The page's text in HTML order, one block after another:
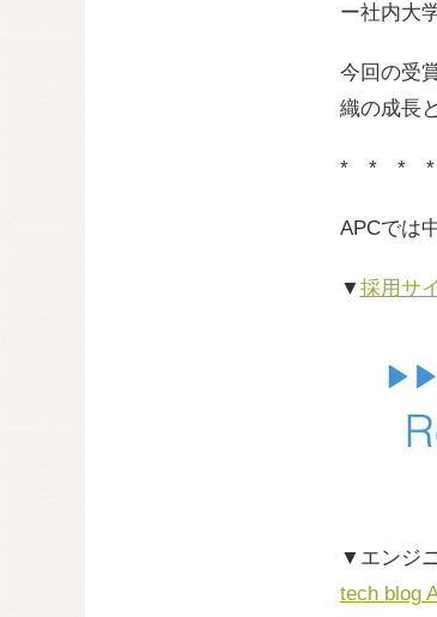
ー社内大
今回の受
織の成長
* * * *
APCでは
▼採用サ
▼エンジ
tech blog